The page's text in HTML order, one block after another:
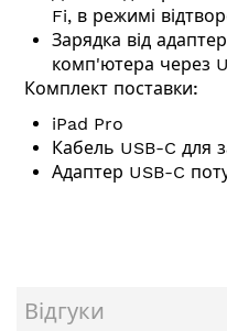
Fi, в режимі
Зарядка від
комп'ютера через
Комплект поставки:
iPad Pro
Кабель USB-C для
Адаптер USB-C
Відгуки